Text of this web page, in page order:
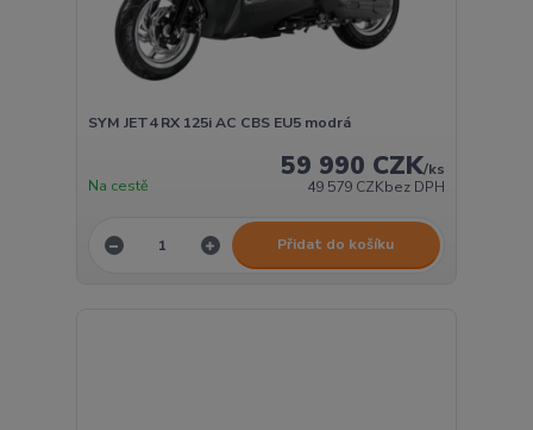
SYM JET4 RX 125i AC CBS EU5 modrá
59 990 CZK/ks
49 579 CZKbez DPH
Na cestě
Přidat do košíku